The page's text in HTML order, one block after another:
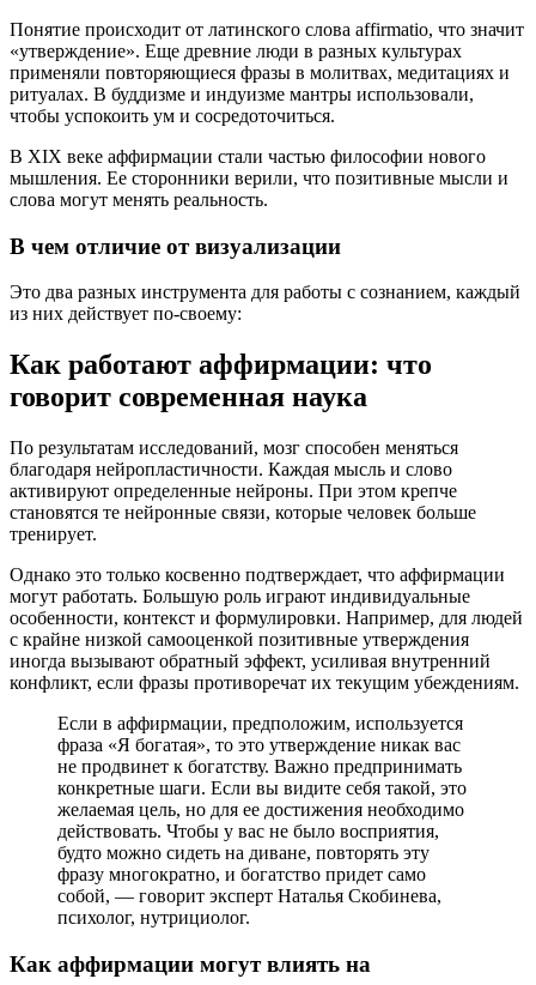
Понятие происходит от латинского слова affirmatio, что значит
«утверждение». Еще древние люди в разных культурах
применяли повторяющиеся фразы в молитвах, медитациях и
ритуалах. В буддизме и индуизме мантры использовали,
чтобы успокоить ум и сосредоточиться.
В XIX веке аффирмации стали частью философии нового
мышления. Ее сторонники верили, что позитивные мысли и
слова могут менять реальность.
В чем отличие от визуализации
Это два разных инструмента для работы с сознанием, каждый
из них действует по-своему:
Как работают аффирмации: что
говорит современная наука
По результатам исследований, мозг способен меняться
благодаря нейропластичности. Каждая мысль и слово
активируют определенные нейроны. При этом крепче
становятся те нейронные связи, которые человек больше
тренирует.
Однако это только косвенно подтверждает, что аффирмации
могут работать. Большую роль играют индивидуальные
особенности, контекст и формулировки. Например, для людей
с крайне низкой самооценкой позитивные утверждения
иногда вызывают обратный эффект, усиливая внутренний
конфликт, если фразы противоречат их текущим убеждениям.
Если в аффирмации, предположим, используется
фраза «Я богатая», то это утверждение никак вас
не продвинет к богатству. Важно предпринимать
конкретные шаги. Если вы видите себя такой, это
желаемая цель, но для ее достижения необходимо
действовать. Чтобы у вас не было восприятия,
будто можно сидеть на диване, повторять эту
фразу многократно, и богатство придет само
собой, — говорит эксперт Наталья Скобинева,
психолог, нутрициолог.
Как аффирмации могут влиять на